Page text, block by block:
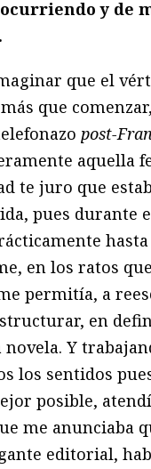
y de
que el
que
post-
aquella
te juro que
pues durante
en los ratos
permitía, a
en
Y
los sentidos
posible,
me anunciaba
editorial,